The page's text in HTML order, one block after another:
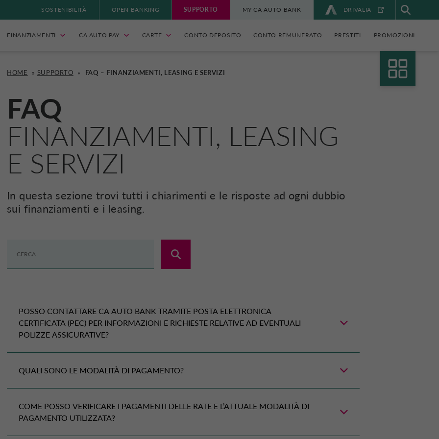
SOSTENIBILITÀ OPEN BANKING SUPPORTO MY CA AUTO BANK DRIVALIA
FINANZIAMENTI CA AUTO PAY CARTE CONTO DEPOSITO CONTO REMUNERATO PRESTITI PROMOZIONI
HOME » SUPPORTO » FAQ – FINANZIAMENTI, LEASING E SERVIZI
FAQ
FINANZIAMENTI, LEASING
E SERVIZI
In questa sezione trovi tutti i chiarimenti e le risposte ad ogni dubbio
sui finanziamenti e i leasing.
POSSO CONTATTARE CA AUTO BANK TRAMITE POSTA ELETTRONICA
CERTIFICATA (PEC) PER INFORMAZIONI E RICHIESTE RELATIVE AD EVENTUALI
POLIZZE ASSICURATIVE?
INDIRIZZO PEC:
QUALI SONO LE MODALITÀ DI PAGAMENTO?
Il pagamento delle rate del tuo finanziamento può essere effettuato con addebito
automatico sia su conto corrente bancario (
COME POSSO VERIFICARE I PAGAMENTI DELLE RATE E L’ATTUALE MODALITÀ DI
PAGAMENTO UTILIZZATA?